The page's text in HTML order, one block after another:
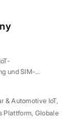
und SIM-
& Automotive IoT,
Plattform, Globale